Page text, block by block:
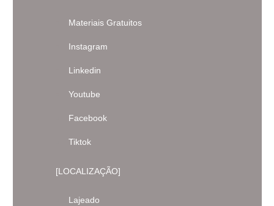
Materiais Gratuitos
Instagram
Linkedin
Youtube
Facebook
Tiktok
[LOCALIZAÇÃO]
Lajeado